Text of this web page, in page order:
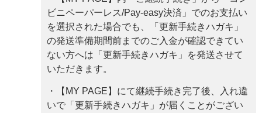
ビニペーパーレス/Pay-easy決済」でのお支払い
を選択された場合でも、「更新手続きハガキ」
の発送準備期間前までのご入金が確認できてい
ない方へは「更新手続きハガキ」を発送させて
いただきます。
・【MY PAGE】にて継続手続き完了後、入れ違
いで「更新手続きハガキ」が届くことがござい